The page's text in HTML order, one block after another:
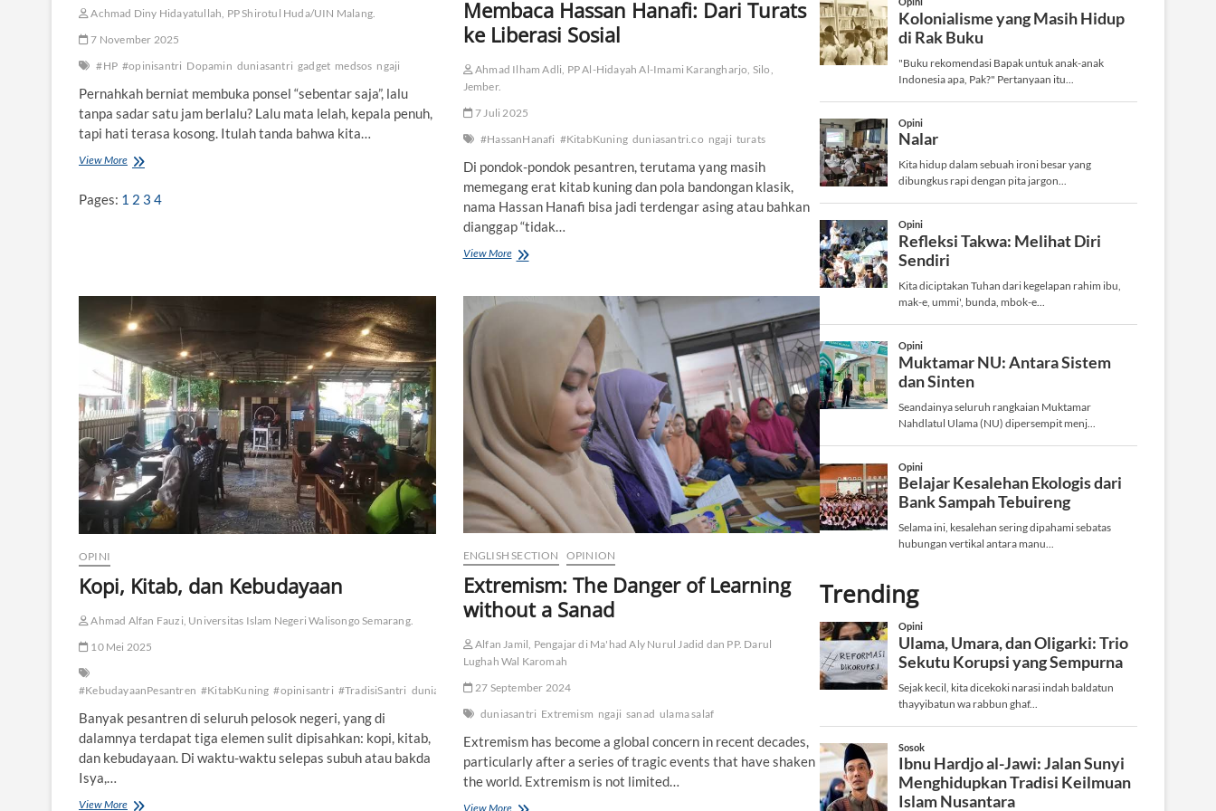
a
i
Achmad Diny Hidayatullah, PP Shirotul Huda/UIN Malang.
7 November 2025
#HP #opinisantri Dopamin duniasantri gadget medsos ngaji
Pernahkah berniat membuka ponsel “sebentar saja”, lalu
tanpa sadar satu jam berlalu? Lalu mata lelah, kepala penuh,
tapi hati terasa kosong. Itulah tanda bahwa kita…
View More
s
m
i
n
Pages: 1 2 3 4
Membaca Hassan Hanafi: Dari Turats
ke Liberasi Sosial
Ahmad Ilham Adli, PP Al-Hidayah Al-Imami Karangharjo, Silo,
Jember.
7 Juli 2025
#HassanHanafi #KitabKuning duniasantri.co ngaji turats
Di pondok-pondok pesantren, terutama yang masih
memegang erat kitab kuning dan pola bandongan klasik,
nama Hassan Hanafi bisa jadi terdengar asing atau bahkan
dianggap “tidak…
View MoreM
b
a
n
H
a
n
a
f
:
D
a
r
T
u
a
k
e
i
b
OPINI
Kopi, Kitab, dan Kebudayaan
Ahmad Alfan Fauzi, Universitas Islam Negeri Walisongo Semarang.
10 Mei 2025
#KebudayaanPesantren #KitabKuning #opinisantri #TradisiSantri duniasantri ngaji Ngopi
Banyak pesantren di seluruh pelosok negeri, yang di
dalamnya terdapat tiga elemen sulit dipisahkan: kopi, kitab,
dan kebudayaan. Di waktu-waktu selepas subuh atau bakda
Isya,…
View More K
ENGLISH SECTION OPINION
Extremism: The Danger of Learning
without a Sanad
Alfan Jamil, Pengajar di Ma'had Aly Nurul Jadid dan PP. Darul
Lughah Wal Karomah
27 September 2024
duniasantri Extremism ngaji sanad ulama salaf
Extremism has become a global concern in recent decades,
particularly after a series of tragic events that have shaken
the world. Extremism is not limited…
View MoreE
Trending